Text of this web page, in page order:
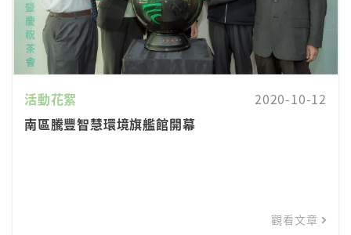
活動花絮
2020-10-12
南區騰豐智慧環境旗艦館開幕
觀看文章